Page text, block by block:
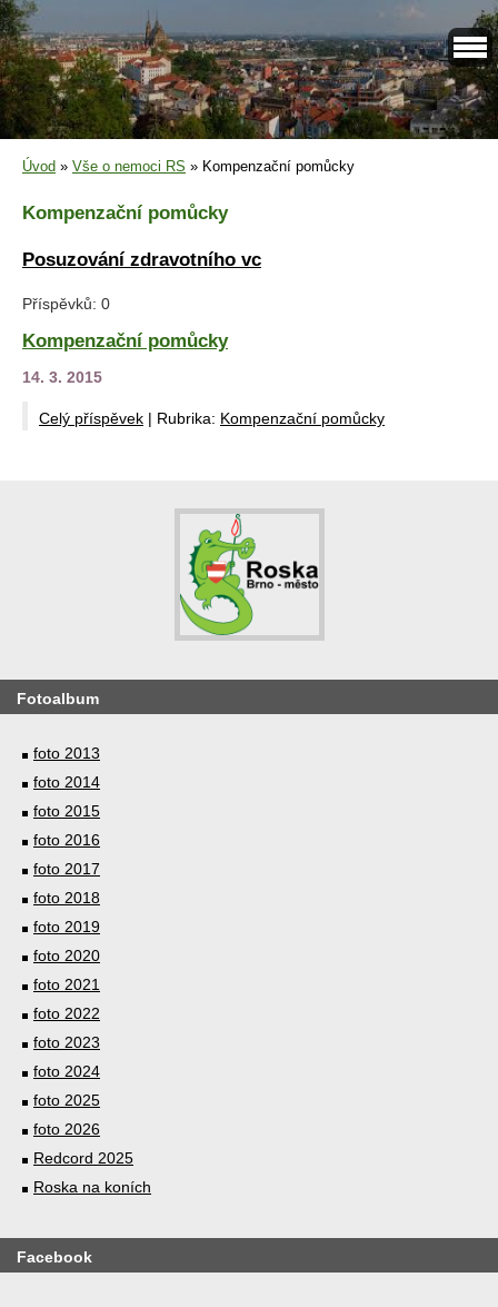
Úvod » Vše o nemoci RS » Kompenzační pomůcky
Kompenzační pomůcky
Posuzování zdravotního vc
Příspěvků: 0
Kompenzační pomůcky
14. 3. 2015
Celý příspěvek | Rubrika: Kompenzační pomůcky
Fotoalbum
foto 2013
foto 2014
foto 2015
foto 2016
foto 2017
foto 2018
foto 2019
foto 2020
foto 2021
foto 2022
foto 2023
foto 2024
foto 2025
foto 2026
Redcord 2025
Roska na koních
Facebook